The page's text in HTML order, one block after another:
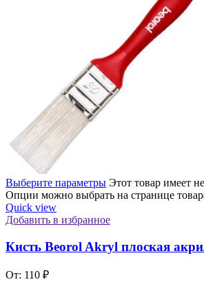
Выберите параметры Этот товар имеет
Опции можно выбрать на странице
Quick view
Добавить в избранное
Кисть Beorol Akryl плоская
От: 110 ₽